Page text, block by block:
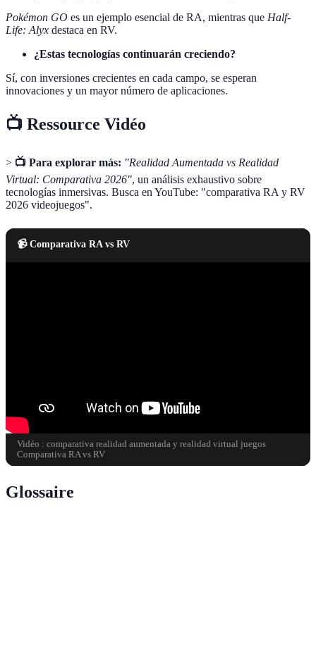
Pokémon GO es un ejemplo esencial de RA, mientras que Half-
Life: Alyx destaca en RV.
¿Estas tecnologías continuarán creciendo?
Sí, con inversiones crecientes en cada campo, se esperan
innovaciones y un mayor número de aplicaciones.
📺 Ressource Vidéo
> 📺 Para explorar más: "Realidad Aumentada vs Realidad
Virtual: Comparativa 2026", un análisis exhaustivo sobre
tecnologías inmersivas. Busca en YouTube: "comparativa RA y RV
2026 videojuegos".
📹 Comparativa RA vs RV
Vidéo : comparativa realidad aumentada y realidad virtual juegos
Comparativa RA vs RV
Glossaire